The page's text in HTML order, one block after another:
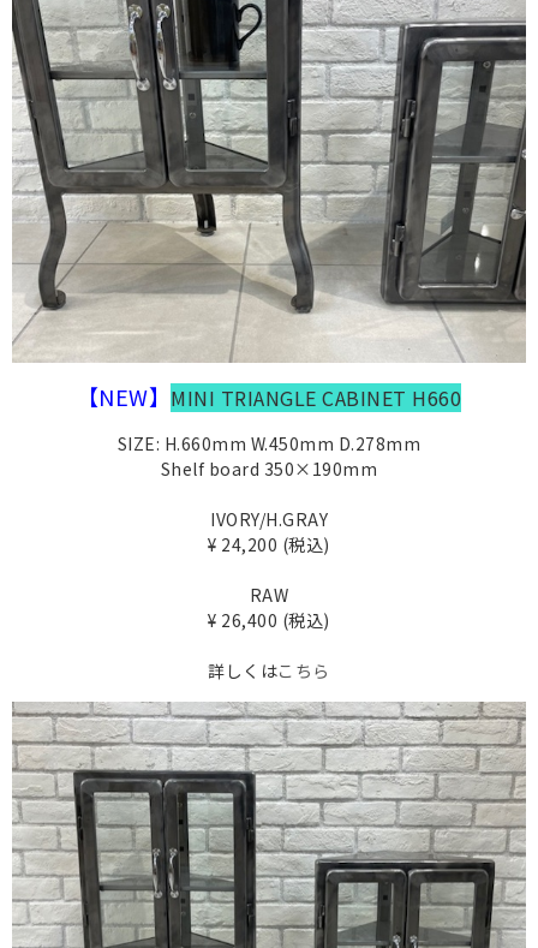
【NEW】 MINI TRIANGLE CABINET H660
SIZE: H.660mm W.450mm D.278mm
Shelf board 350×190mm
IVORY/H.GRAY
¥ 24,200 (税込)
RAW
¥ 26,400 (税込)
詳しくはこちら